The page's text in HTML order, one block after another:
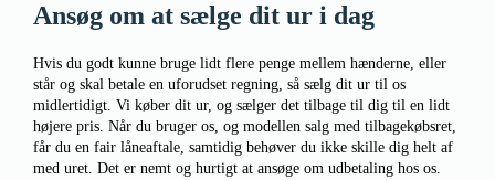
Ansøg om at sælge dit ur i dag
Hvis du godt kunne bruge lidt flere penge mellem hænderne, eller
står og skal betale en uforudset regning, så sælg dit ur til os
midlertidigt. Vi køber dit ur, og sælger det tilbage til dig til en lidt
højere pris. Når du bruger os, og modellen salg med tilbagekøbsret,
får du en fair låneaftale, samtidig behøver du ikke skille dig helt af
med uret. Det er nemt og hurtigt at ansøge om udbetaling hos os.